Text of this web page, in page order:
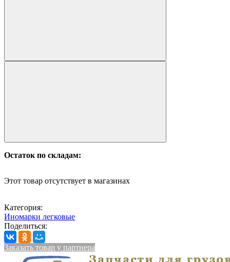
Остаток по складам:
Этот товар отсутствует в магазинах
Категория:
Иномарки легковые
Поделиться:
Заказать товар у партнера